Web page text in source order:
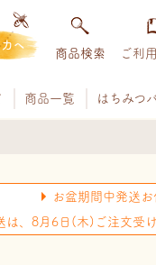
へ
商品検索 ご利
商品一覧 はちみつ
お盆期間中発送
は、8月6日(木)ご注文受